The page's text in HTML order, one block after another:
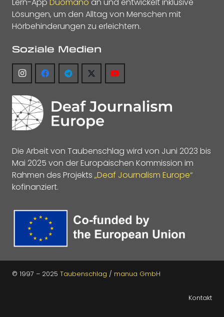
Lösungen, um den Alltag von Menschen mit
Hörbehinderungen zu erleichtern.
Soziale Medien
Die Arbeit von Taubenschlag wird von Juni 2023 bis
Mai 2025 von der Europäischen Kommission im
Rahmen des Projekts „Deaf Journalism Europe“
kofinanziert.
© 1997 – 2025 Taubenschlag / manua GmbH
Kontakt